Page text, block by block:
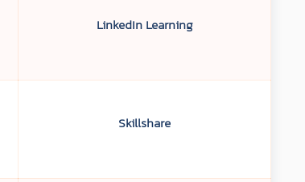
LinkedIn Learning
Skillshare